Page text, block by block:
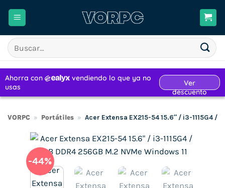
Buscar
por:
VORPC » Portátiles » Acer Extensa EX215-54 15.6″ / i3-1115G4 /
-44%